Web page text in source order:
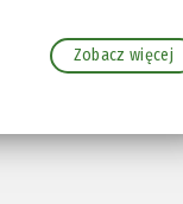
Zobacz więcej